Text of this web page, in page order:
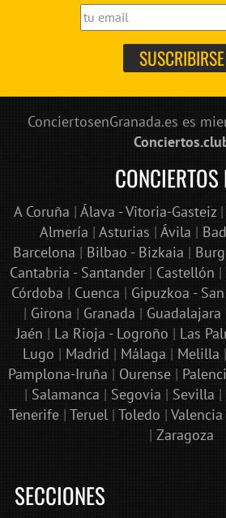
ConciertosenGranada.es es
CONCIERTOS
A Coruña | Álava - Vitoria-Gasteiz|
Almería | Asturias | Ávila |
Barcelona | Bilbao - Bizkaia |
Cantabria - Santander| Castellón |
Córdoba | Cuenca | Gipuzkoa -
| Girona | Granada | Guadalajara
Jaén | La Rioja - Logroño | Las
Lugo | Madrid | Málaga | Melilla |
Pamplona-Iruña | Ourense |
| Salamanca | Segovia | Sevilla |
Tenerife| Teruel | Toledo | Valencia
| Zaragoza
SECCIONES